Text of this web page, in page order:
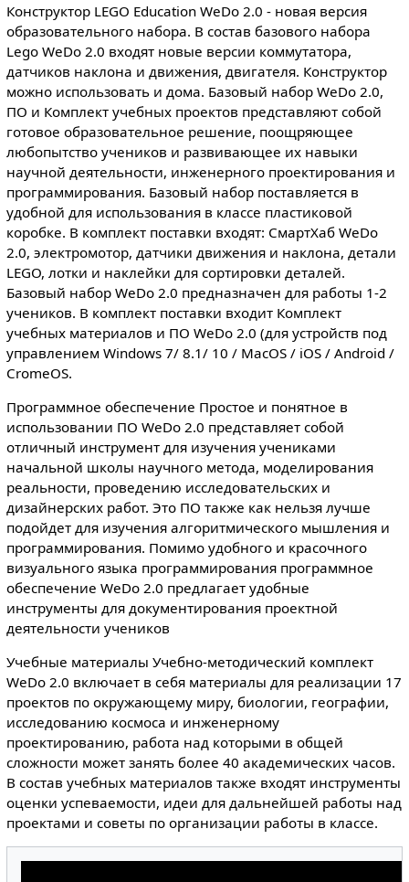
Конструктор LEGO Education WeDo 2.0 - новая версия
образовательного набора. В состав базового набора
Lego WeDo 2.0 входят новые версии коммутатора,
датчиков наклона и движения, двигателя. Конструктор
можно использовать и дома. Базовый набор WeDo 2.0,
ПО и Комплект учебных проектов представляют собой
готовое образовательное решение, поощряющее
любопытство учеников и развивающее их навыки
научной деятельности, инженерного проектирования и
программирования. Базовый набор поставляется в
удобной для использования в классе пластиковой
коробке. В комплект поставки входят: СмартХаб WeDo
2.0, электромотор, датчики движения и наклона, детали
LEGO, лотки и наклейки для сортировки деталей.
Базовый набор WeDo 2.0 предназначен для работы 1-2
учеников. В комплект поставки входит Комплект
учебных материалов и ПО WeDo 2.0 (для устройств под
управлением Windows 7/ 8.1/ 10 / MacOS / iOS / Android /
CromeOS.
Программное обеспечение Простое и понятное в
использовании ПО WeDo 2.0 представляет собой
отличный инструмент для изучения учениками
начальной школы научного метода, моделирования
реальности, проведению исследовательских и
дизайнерских работ. Это ПО также как нельзя лучше
подойдет для изучения алгоритмического мышления и
программирования. Помимо удобного и красочного
визуального языка программирования программное
обеспечение WeDo 2.0 предлагает удобные
инструменты для документирования проектной
деятельности учеников
Учебные материалы Учебно-методический комплект
WeDo 2.0 включает в себя материалы для реализации 17
проектов по окружающему миру, биологии, географии,
исследованию космоса и инженерному
проектированию, работа над которыми в общей
сложности может занять более 40 академических часов.
В состав учебных материалов также входят инструменты
оценки успеваемости, идеи для дальнейшей работы над
проектами и советы по организации работы в классе.